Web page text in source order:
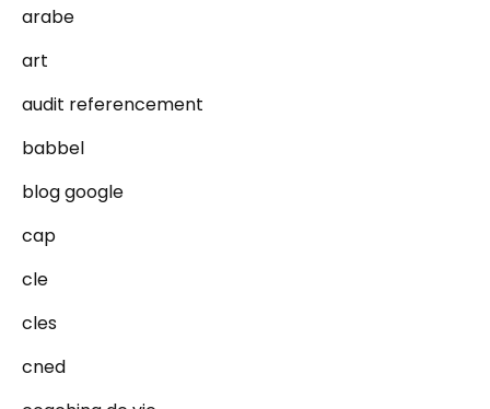
arabe
art
audit referencement
babbel
blog google
cap
cle
cles
cned